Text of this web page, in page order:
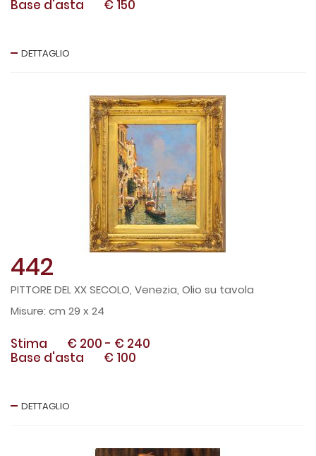
Base d'asta
€ 150
DETTAGLIO
442
PITTORE DEL XX SECOLO, Venezia, Olio su tavola
cm 29 x 24
Stima € 200 - € 240
Base d'asta
€ 100
DETTAGLIO